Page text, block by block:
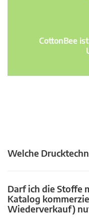
CottonBee
Welche
Darf ich die Stoffe
Katalog
Wiederverkauf)